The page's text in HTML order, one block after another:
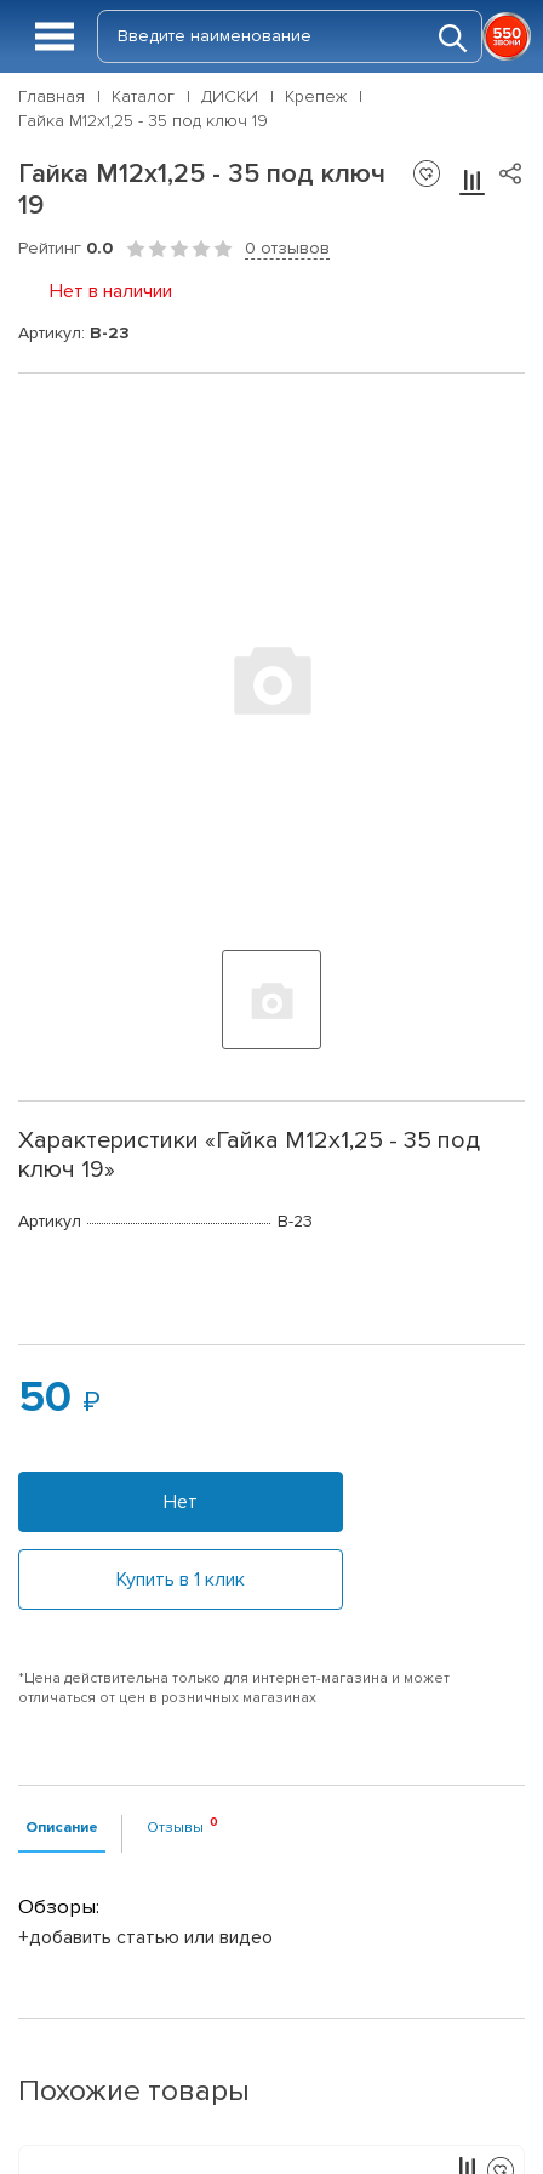
Главная Каталог ДИСКИ
Крепеж
Гайка М12х1,25 - 35 под ключ 19
Гайка М12х1,25 - 35 под ключ
19
Рейтинг 0.0 0 отзывов
Нет в наличии
Артикул: B-23
Характеристики «Гайка М12х1,25 - 35 под
ключ 19»
Артикул B-23
50
Нет
Купить в 1 клик
*Цена действительна только для интернет-магазина и может
отличаться от цен в розничных магазинах
Описание Отзывы
Обзоры:
+добавить статью или видео
Похожие товары